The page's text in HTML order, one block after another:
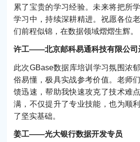
累了宝贵的学习经验。未来将把所
学习中，持续深耕精进。祝愿各位
们前程似锦，在数据领域熠熠生辉。
许工——北京邮科易通科技有限公司
此次GBase数据库培训学习氛围浓
俗易懂，极具实战参考价值。老师
馈迅速，帮助我快速攻克了技术难
满，不仅提升了专业技能，也为顺
了坚实基础。
姜工——光大银行数据开发专员